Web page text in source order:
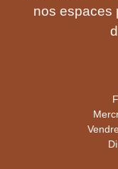
nos espaces